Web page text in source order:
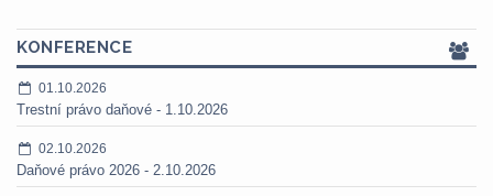
KONFERENCE
01.10.2026
Trestní právo daňové - 1.10.2026
02.10.2026
Daňové právo 2026 - 2.10.2026